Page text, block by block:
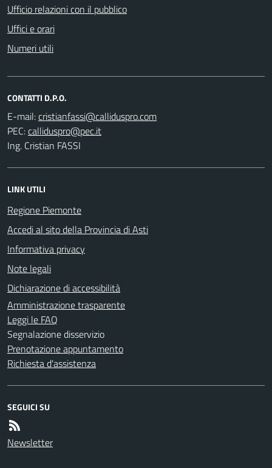
Ufficio relazioni con il pubblico
Uffici e orari
Numeri utili
CONTATTI D.P.O.
E-mail:
PEC:
Ing. Cristian FASSI
LINK UTILI
Regione Piemonte
Accedi al sito della Provincia di Asti
Informativa privacy
Note legali
Dichiarazione di accessibilità
Amministrazione trasparente
Leggi le FAQ
Segnalazione disservizio
Prenotazione appuntamento
Richiesta d'assistenza
SEGUICI SU
Newsletter